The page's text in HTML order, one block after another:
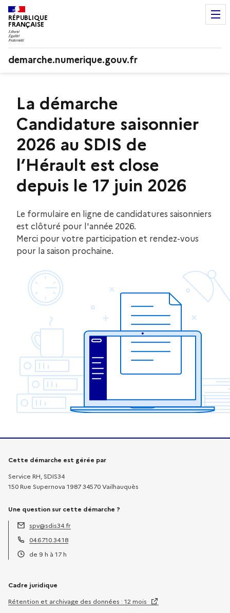
RÉPUBLIQUE
FRANÇAISE
demarche.numerique.gouv.fr
La démarche
Candidature saisonnier
2026 au SDIS de
l’Hérault est close
depuis le 17 juin 2026
Le formulaire en ligne de candidatures saisonniers
est clôturé pour l'année 2026.
Merci pour votre participation et rendez-vous
pour la saison prochaine.
Informations sur la démarche
Cette démarche est gérée par
Service RH, SDIS34
150 Rue Supernova 1987 34570 Vailhauquès
Une question sur cette démarche ?
Adresse électronique :
spv@sdis34.fr
Téléphone :
04.67.10.34.18
de 9 h à 17 h
Cadre juridique
Rétention et archivage des données : 12 mois